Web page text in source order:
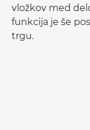
vložkov med
funkcija je še
trgu.